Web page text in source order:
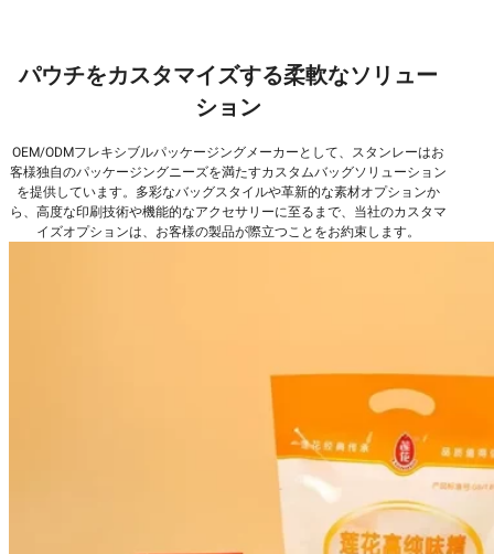
パウチをカスタマイズする柔軟なソリュー
ション
OEM/ODMフレキシブルパッケージングメーカーとして、スタンレーはお
客様独自のパッケージングニーズを満たすカスタムバッグソリューション
を提供しています。多彩なバッグスタイルや革新的な素材オプションか
ら、高度な印刷技術や機能的なアクセサリーに至るまで、当社のカスタマ
イズオプションは、お客様の製品が際立つことをお約束します。